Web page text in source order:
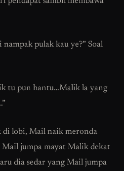
pulak kau ye?” Soal
tu pun hantu…Malik la yang
di lobi, Mail naik meronda
jumpa mayat Malik dekat
dia sedar yang Mail jumpa